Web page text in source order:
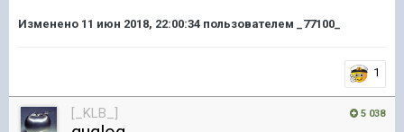
Изменено 11 июн 2018, 22:00:34 пользователем _77100_
1
5 038
[_KLB_]